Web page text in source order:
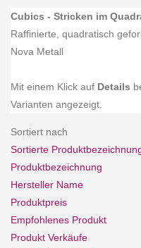
Cubics - Stricken im
Raffinierte, quadratisch
Nova Metall
Mit einem Klick auf Details
Varianten angezeigt.
Sortiert nach
Sortierte
Produktbezeichnung
Hersteller Name
Produktpreis
Empfohlenes Produkt
Produkt Verkäufe